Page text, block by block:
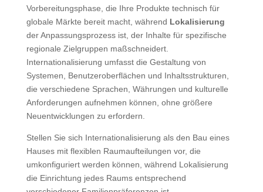
Vorbereitungsphase, die Ihre Produkte technisch für
globale Märkte bereit macht, während Lokalisierung
der Anpassungsprozess ist, der Inhalte für spezifische
regionale Zielgruppen maßschneidert.
Internationalisierung umfasst die Gestaltung von
Systemen, Benutzeroberflächen und Inhaltsstrukturen,
die verschiedene Sprachen, Währungen und kulturelle
Anforderungen aufnehmen können, ohne größere
Neuentwicklungen zu erfordern.
Stellen Sie sich Internationalisierung als den Bau eines
Hauses mit flexiblen Raumaufteilungen vor, die
umkonfiguriert werden können, während Lokalisierung
die Einrichtung jedes Raums entsprechend